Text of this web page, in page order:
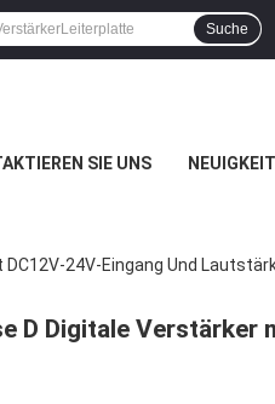
Suche
SIE UNS
24V-Eingang Und
D Digitale Verstärker